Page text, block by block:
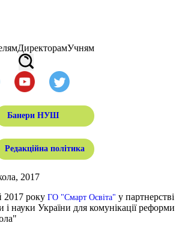
ДиректорамУчням
Банери НУШ
Редакційна політика
2017
2017 року ГО "Смарт Освіта" у партнерстві
і науки України для комунікації реформи